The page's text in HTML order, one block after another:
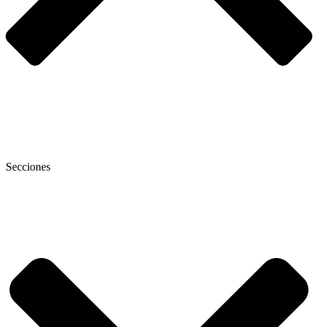
Secciones